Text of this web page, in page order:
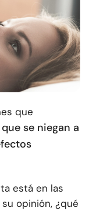
que
se niegan a
está en las
opinión, ¿qué